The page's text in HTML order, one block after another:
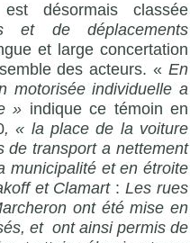
désormais classée
et de déplacements
et large concertation
des acteurs. « En
motorisée individuelle a
» indique ce témoin en
, « la place de la voiture
de transport a nettement
municipalité et en étroite
et Clamart :Les rues
ont été mise en
et ont ainsi permis de